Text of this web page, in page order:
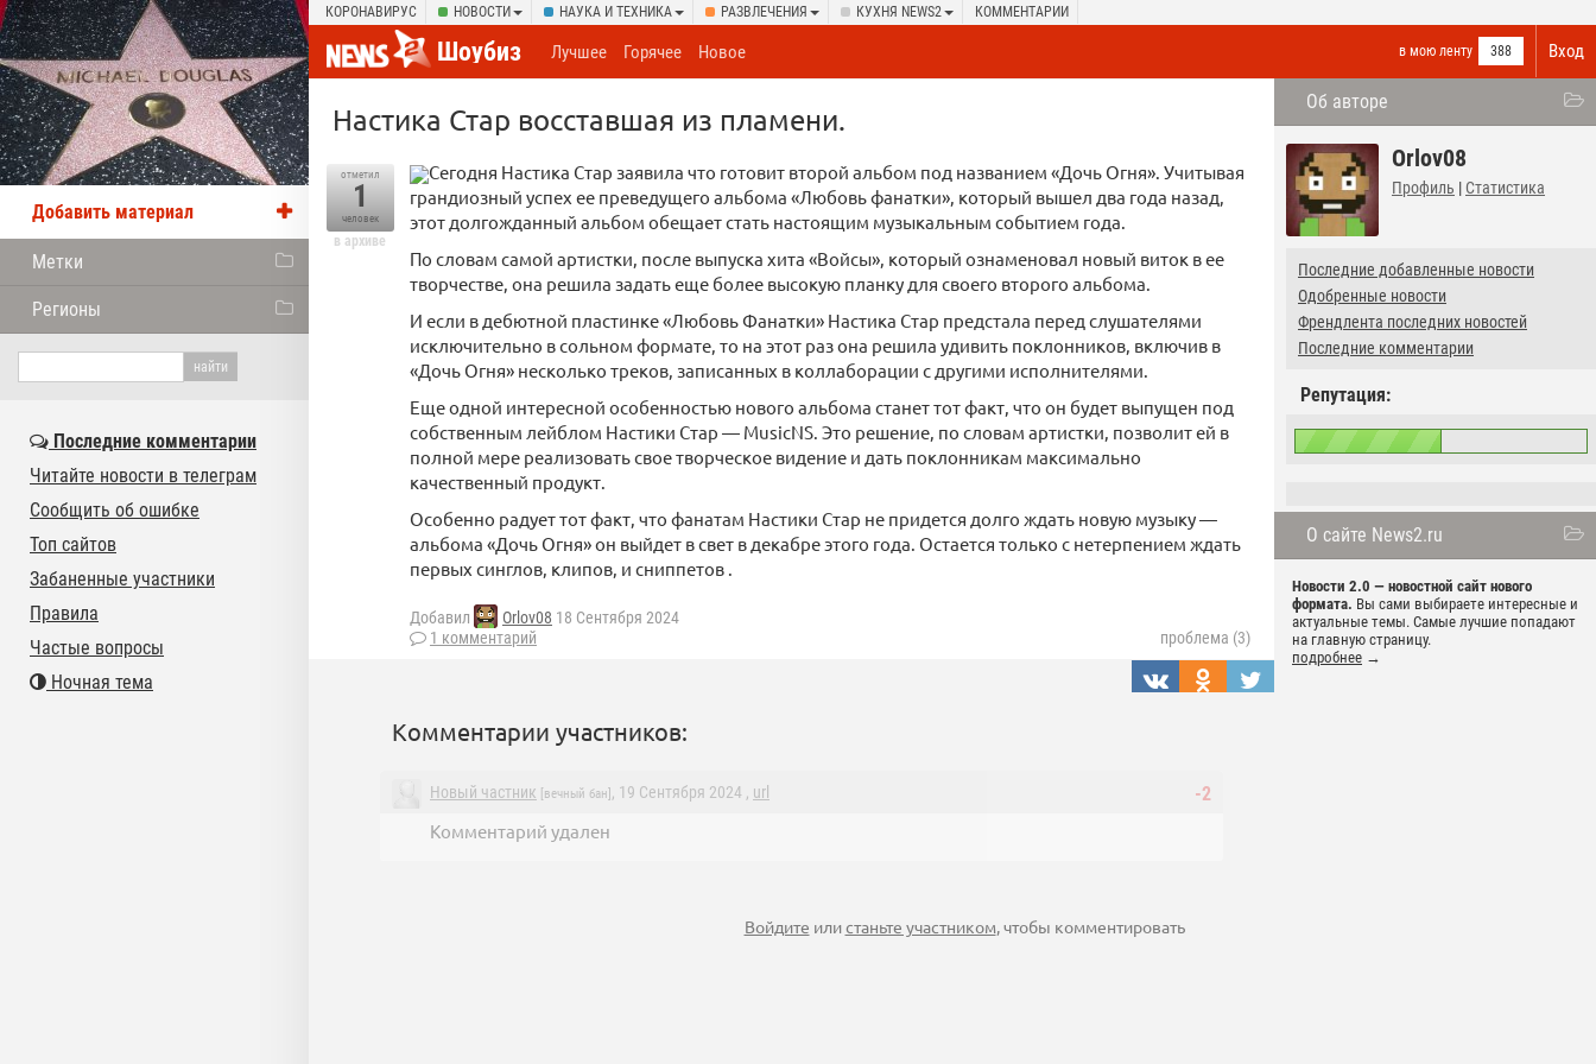
КОРОНАВИРУС НОВОСТИ НАУКА И ТЕХНИКА РАЗВЛЕЧЕНИЯ КУХНЯ NEWS2 КОММЕНТАРИИ
Вход
Шоубиз в мою ленту 388
Лучшее Горячее Новое
Об авторе
Orlov08
Профиль | Статистика
Последние добавленные новости
Одобренные новости
Френдлента последних новостей
Последние комментарии
Репутация:
О сайте News2.ru
Новости 2.0 — новостной сайт нового
формата. Вы сами выбираете интересные и
актуальные темы. Самые лучшие попадают
на главную страницу.
подробнее →
Настика Стар восставшая из пламени.
отметил
1
человек
в архиве
Сегодня Настика Стар заявила что готовит второй альбом под названием «Дочь Огня». Учитывая
грандиозный успех ее преведущего альбома «Любовь фанатки», который вышел два года назад,
этот долгожданный альбом обещает стать настоящим музыкальным событием года.
По словам самой артистки, после выпуска хита «Войсы», который ознаменовал новый виток в ее
творчестве, она решила задать еще более высокую планку для своего второго альбома.
И если в дебютной пластинке «Любовь Фанатки» Настика Стар предстала перед слушателями
исключительно в сольном формате, то на этот раз она решила удивить поклонников, включив в
«Дочь Огня» несколько треков, записанных в коллаборации с другими исполнителями.
Еще одной интересной особенностью нового альбома станет тот факт, что он будет выпущен под
собственным лейблом Настики Стар — MusicNS. Это решение, по словам артистки, позволит ей в
полной мере реализовать свое творческое видение и дать поклонникам максимально
качественный продукт.
Особенно радует тот факт, что фанатам Настики Стар не придется долго ждать новую музыку —
альбома «Дочь Огня» он выйдет в свет в декабре этого года. Остается только с нетерпением ждать
первых синглов, клипов, и сниппетов .
Добавил Orlov08 18 Сентября 2024
1 комментарий
проблема (3)
Комментарии участников:
-2
Новый частник [вечный бан] , 19 Сентября 2024 , url
Комментарий удален
Войдите илистаньте участником, чтобы комментировать
Добавить материал
Метки
Регионы
Последние комментарии
Читайте новости в телеграм
Сообщить об ошибке
Топ сайтов
Забаненные участники
Правила
Частые вопросы
Ночная тема